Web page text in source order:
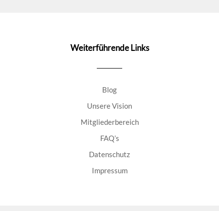
Weiterführende Links
Blog
Unsere Vision
Mitgliederbereich
FAQ’s
Datenschutz
Impressum